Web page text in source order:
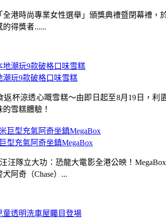
潮玩9款破格口味雪糕
返杯涼透心嘅雪糕～由即日起至8月19日，
雪糕體驗！
全港時尚專業女性選舉」頒獎典禮暨閉幕禮
得獎者......
型充氣阿奇坐鎮MegaBox
汪隊立大功：恐龍大電影全港公映！
阿奇（Chase）...